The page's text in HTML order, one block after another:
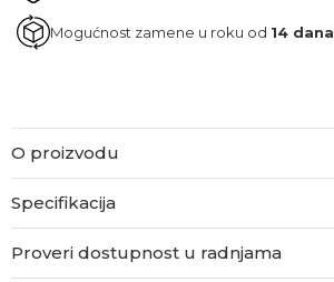
Mogućnost zamene u roku od 14 dana
O proizvodu
Specifikacija
Proveri dostupnost u radnjama